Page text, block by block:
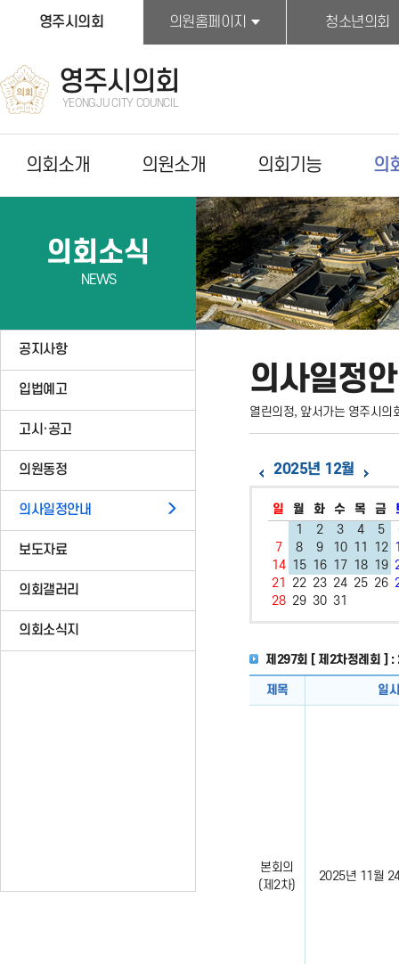
영주시의회 의원홈페이지 청소년의회
영주시의회
YEONGJU CITY COUNCIL
의회소개 의원소개 의회기능 의
의회소식
NEWS
공지사항
입법예고
고시·공고
의원동정
의사일정안내
보도자료
의회갤러리
의회소식지
의사일정
열린의정, 앞서가는 영주시의
2025년 12월
일 월 화 수 목 금
1
2 3 4 5
7
8 9 10 11 12
14 15 16 17 18 19
21
22 23 24 25 26
28 29 30 31
제297회 [ 제2차정례회 ]
제목 일시
본회의
(제2차)
2025년 11월